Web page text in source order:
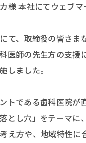
様 本社にてウェブマ
て、取締役の皆さま
医師の先生方の支援
しました。
トである歯科医院が
とし穴」をテーマに
え方や、地域特性に